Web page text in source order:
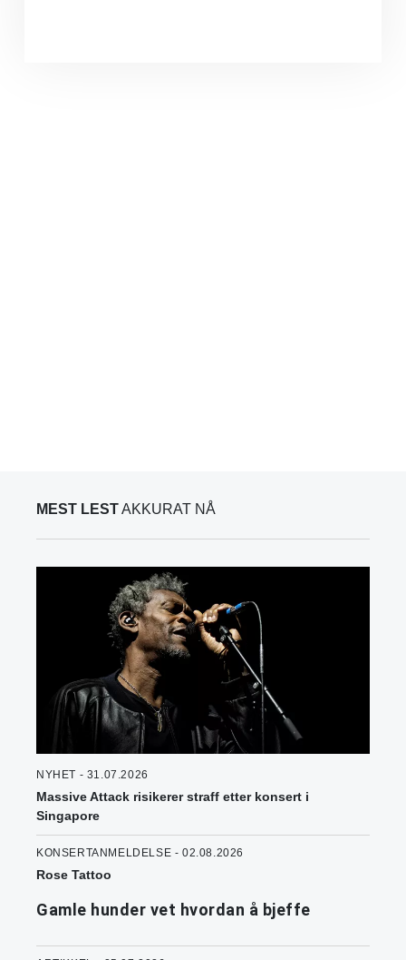
MEST LESTAKKURAT NÅ
NYHET - 31.07.2026
Massive Attack risikerer straff etter konsert i
Singapore
KONSERTANMELDELSE - 02.08.2026
Rose Tattoo
Gamle hunder vet hvordan å bjeffe